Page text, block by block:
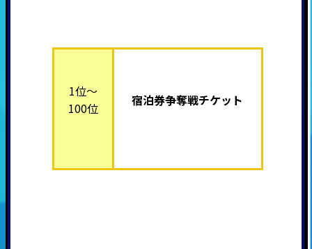
1位～
100位
宿泊券争奪戦チケット